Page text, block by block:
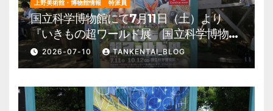
上野美術館・博物館情報 特派員
国立科学博物館にて7月11日（土）より
『いきもの超ワールド展 国立科学博物館
×ダーウィンが来た！』を開催。 上野公
園 美術館・博物館 混雑情報他
2026-07-10 TANKENTAI_BLOG